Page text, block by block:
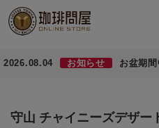
2026.08.04 お知らせ お盆期
守山 チャイニーズデザー